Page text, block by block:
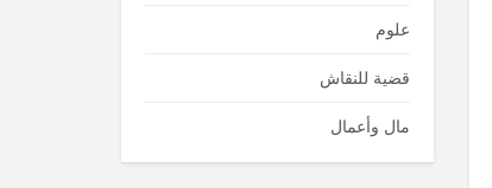
علوم
قضية للنقاش
مال وأعمال